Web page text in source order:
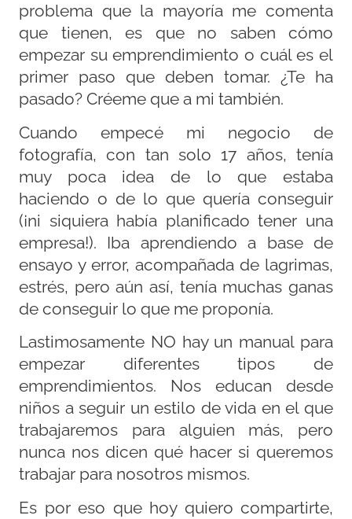
problema que la mayoría me comenta
que tienen, es que no saben cómo
empezar su emprendimiento o cuál es el
primer paso que deben tomar. ¿Te ha
pasado? Créeme que a mi también.
Cuando empecé mi negocio de
fotografía, con tan solo 17 años, tenía
muy poca idea de lo que estaba
haciendo o de lo que quería conseguir
(¡ni siquiera había planificado tener una
empresa!). Iba aprendiendo a base de
ensayo y error, acompañada de lagrimas,
estrés, pero aún así, tenía muchas ganas
de conseguir lo que me proponía.
Lastimosamente NO hay un manual para
empezar diferentes tipos de
emprendimientos. Nos educan desde
niños a seguir un estilo de vida en el que
trabajaremos para alguien más, pero
nunca nos dicen qué hacer si queremos
trabajar para nosotros mismos.
Es por eso que hoy quiero compartirte,